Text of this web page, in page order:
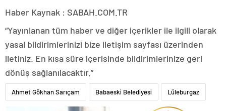
Haber Kaynak : SABAH.COM.TR
“Yayınlanan tüm haber ve diğer içerikler ile ilgili olarak
yasal bildirimlerinizi bize iletişim sayfası üzerinden
iletiniz. En kısa süre içerisinde bildirimlerinize geri
dönüş sağlanılacaktır.”
Ahmet Gökhan Sarıçam Babaeski Belediyesi Lüleburgaz